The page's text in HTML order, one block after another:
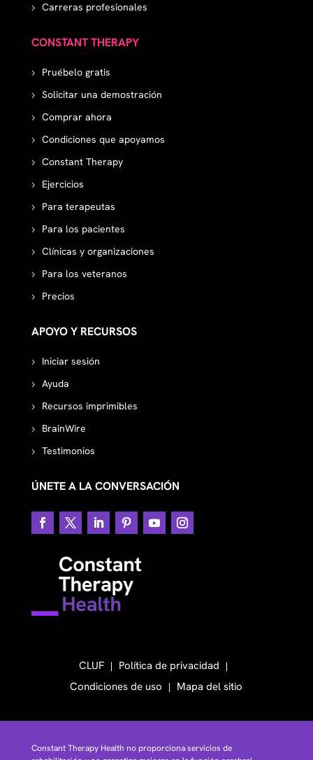
Carreras profesionales
CONSTANT THERAPY
Pruébelo gratis
Solicitar una demostración
Comprar ahora
Condiciones que apoyamos
Constant Therapy
Ejercicios
Para terapeutas
Para los pacientes
Clínicas y organizaciones
Para los veteranos
Precios
APOYO Y RECURSOS
Iniciar sesión
Ayuda
Recursos imprimibles
BrainWire
Testimonios
ÚNETE A LA CONVERSACIÓN
CLUF
Política de privacidad
Condiciones de uso
Mapa del sitio
Constant Therapy Health no proporciona servicios de